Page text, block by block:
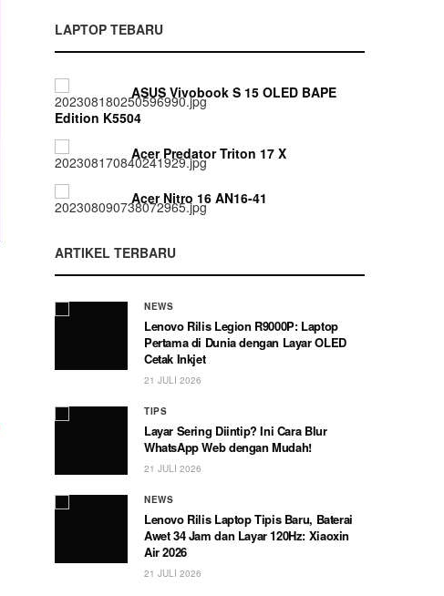
LAPTOP TEBARU
ASUS Vivobook S 15 OLED BAPE
Edition K5504
Acer Predator Triton 17 X
Acer Nitro 16 AN16-41
ARTIKEL TERBARU
NEWS
Lenovo Rilis Legion R9000P: Laptop
Pertama di Dunia dengan Layar OLED
Cetak Inkjet
21 JULI 2026
TIPS
Layar Sering Diintip? Ini Cara Blur
WhatsApp Web dengan Mudah!
21 JULI 2026
NEWS
Lenovo Rilis Laptop Tipis Baru, Baterai
Awet 34 Jam dan Layar 120Hz: Xiaoxin
Air 2026
21 JULI 2026